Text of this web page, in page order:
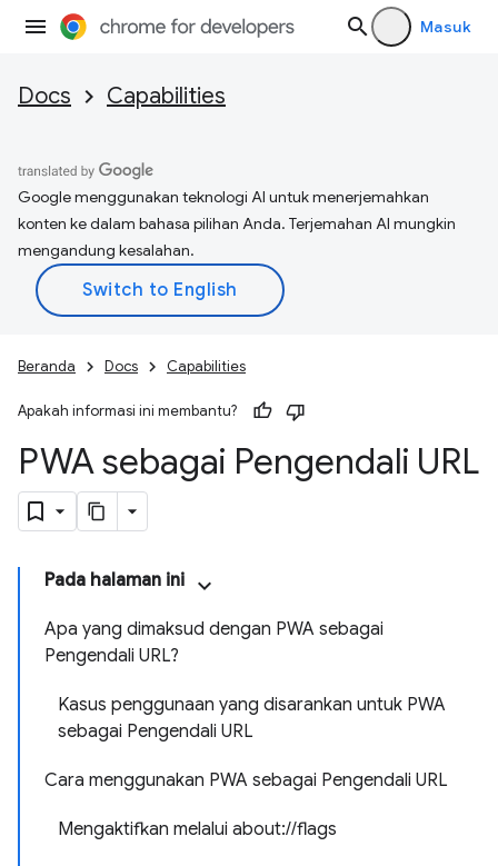
Masuk
Docs Capabilities
Google menggunakan teknologi AI untuk menerjemahkan
konten ke dalam bahasa pilihan Anda. Terjemahan AI mungkin
mengandung kesalahan.
Beranda Docs Capabilities
Apakah informasi ini membantu?
PWA sebagai Pengendali URL
Pada halaman ini
Apa yang dimaksud dengan PWA sebagai
Pengendali URL?
Kasus penggunaan yang disarankan untuk PWA
sebagai Pengendali URL
Cara menggunakan PWA sebagai Pengendali URL
Mengaktifkan melalui about://flags